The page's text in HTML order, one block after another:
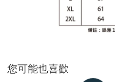
您可能也喜歡